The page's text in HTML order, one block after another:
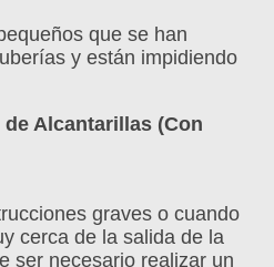
que se han
y están impidiendo
Alcantarillas (Con
graves o cuando
cerca de la salida de la
ser necesario realizar un